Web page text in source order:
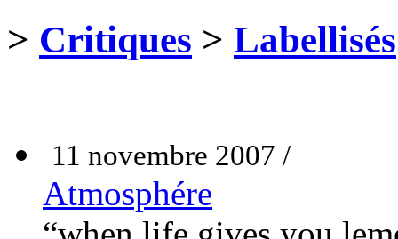
> Critiques > Labellisés
11 novembre 2007 /
Atmosphére